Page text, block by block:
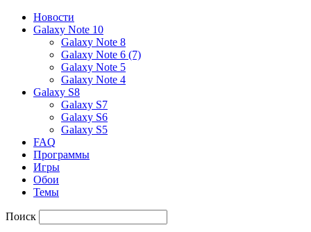
Новости
Galaxy Note 10
Galaxy Note 8
Galaxy Note 6 (7)
Galaxy Note 5
Galaxy Note 4
Galaxy S8
Galaxy S7
Galaxy S6
Galaxy S5
FAQ
Программы
Игры
Обои
Темы
Поиск